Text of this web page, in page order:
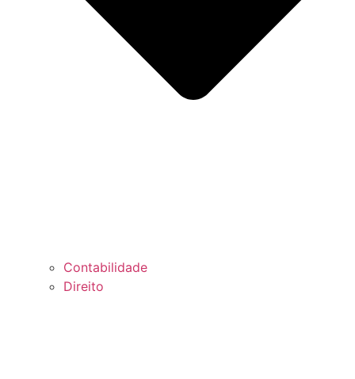
Contabilidade
Direito